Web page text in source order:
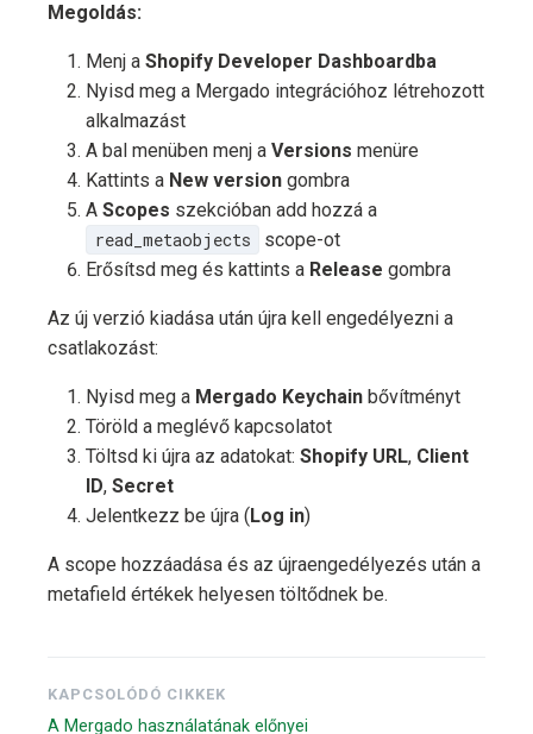
Megoldás:
Menj a Shopify Developer Dashboardba
Nyisd meg a Mergado integrációhoz létrehozott
alkalmazást
A bal menüben menj a Versions menüre
Kattints a New version gombra
A Scopes szekcióban add hozzá a
read_metaobjects
scope-ot
Erősítsd meg és kattints a Release gombra
Az új verzió kiadása után újra kell engedélyezni a
csatlakozást:
Nyisd meg a Mergado Keychain bővítményt
Töröld a meglévő kapcsolatot
Töltsd ki újra az adatokat: Shopify URL, Client
ID, Secret
Jelentkezz be újra ( Log in)
A scope hozzáadása és az újraengedélyezés után a
metafield értékek helyesen töltődnek be.
KAPCSOLÓDÓ CIKKEK
A Mergado használatának előnyei